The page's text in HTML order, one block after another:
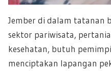
Jember di dalam tatanan
sektor pariwisata,
kesehatan, butuh
menciptakan lapangan